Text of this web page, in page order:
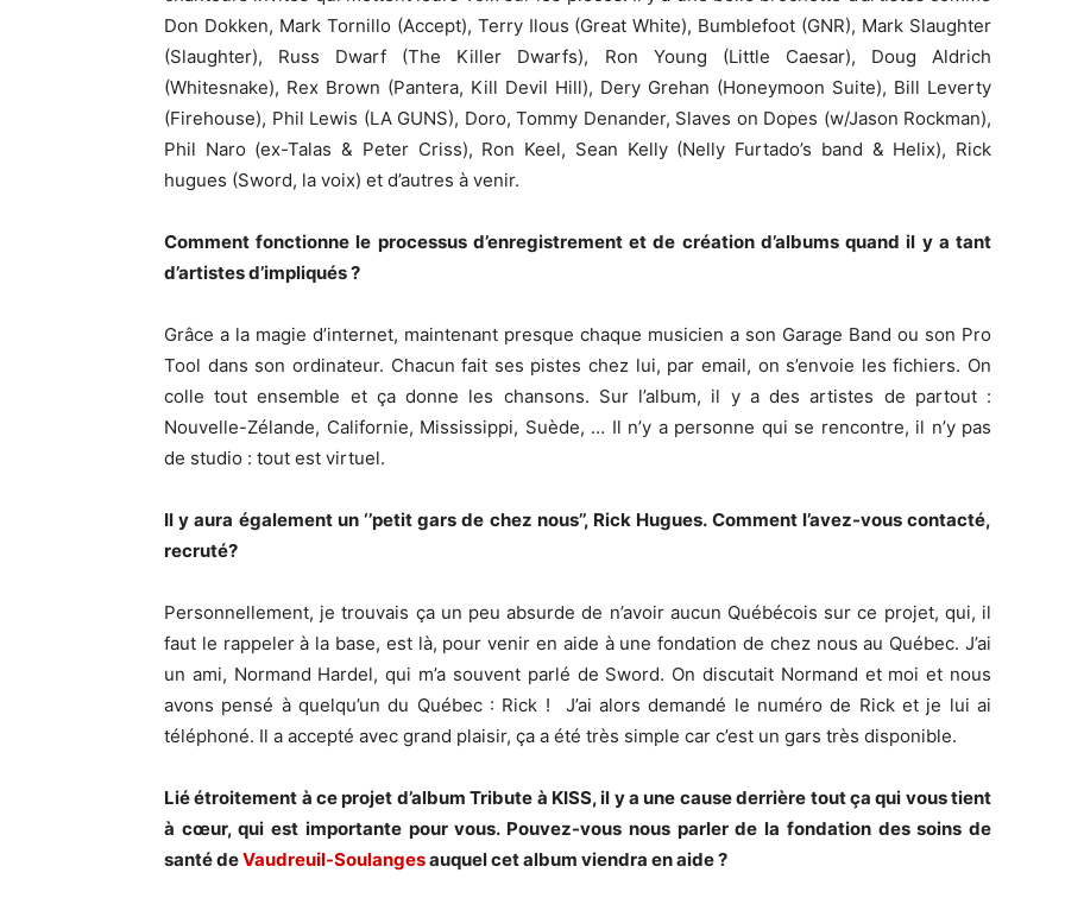
Don Dokken, Mark Tornillo (Accept), Terry Ilous (Great White), Bumblefoot (GNR), Mark Slaughter
(Slaughter), Russ Dwarf (The Killer Dwarfs), Ron Young (Little Caesar), Doug Aldrich
(Whitesnake), Rex Brown (Pantera, Kill Devil Hill), Dery Grehan (Honeymoon Suite), Bill Leverty
(Firehouse), Phil Lewis (LA GUNS), Doro, Tommy Denander, Slaves on Dopes (w/Jason Rockman),
Phil Naro (ex-Talas & Peter Criss), Ron Keel, Sean Kelly (Nelly Furtado’s band & Helix), Rick
hugues (Sword, la voix) et d’autres à venir.
Comment fonctionne le processus d’enregistrement et de création d’albums quand il y a tant
d’artistes d’impliqués ?
Grâce a la magie d’internet, maintenant presque chaque musicien a son Garage Band ou son Pro
Tool dans son ordinateur. Chacun fait ses pistes chez lui, par email, on s’envoie les fichiers. On
colle tout ensemble et ça donne les chansons. Sur l’album, il y a des artistes de partout :
Nouvelle-Zélande, Californie, Mississippi, Suède, … Il n’y a personne qui se rencontre, il n’y pas
de studio : tout est virtuel.
Il y aura également un ‘’petit gars de chez nous’’, Rick Hugues. Comment l’avez-vous contacté,
recruté?
Personnellement, je trouvais ça un peu absurde de n’avoir aucun Québécois sur ce projet, qui, il
faut le rappeler à la base, est là, pour venir en aide à une fondation de chez nous au Québec. J’ai
un ami, Normand Hardel, qui m’a souvent parlé de Sword. On discutait Normand et moi et nous
avons pensé à quelqu’un du Québec : Rick ! J’ai alors demandé le numéro de Rick et je lui ai
téléphoné. Il a accepté avec grand plaisir, ça a été très simple car c’est un gars très disponible.
Lié étroitement à ce projet d’album Tribute à KISS, il y a une cause derrière tout ça qui vous tient
à cœur, qui est importante pour vous. Pouvez-vous nous parler de la fondation des soins de
santé deVaudreuil-Soulangesauquel cet album viendra en aide ?